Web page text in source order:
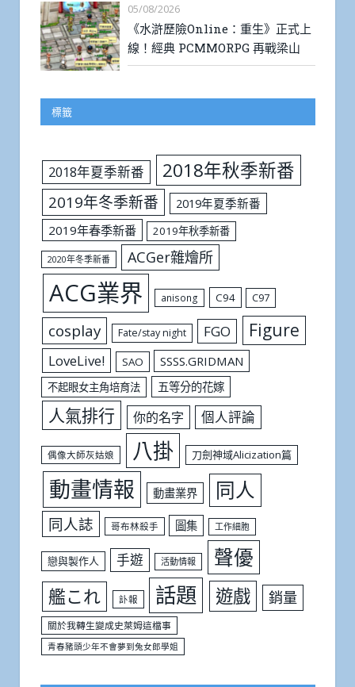
05/08/2026
《水滸歷險Online：重生》正式上
線！經典 PCMMORPG 再戰梁山
標籤
2018年夏季新番 2018年秋季新番
2019年冬季新番
2019年夏季新番
2019年春季新番
2019年秋季新番
2020年冬季新番 ACGer雜燴所
ACG業界 anisong C94 C97
cosplay Fate/stay night FGO Figure
LoveLive! SAO SSSS.GRIDMAN
不起眼女主角培育法 五等分的花嫁
人氣排行 你的名字 個人評論
偶像大師灰姑娘 八掛 刀劍神域Alicization篇
動畫情報 動畫業界 同人
同人誌 哥布林殺手 圖集 工作細胞
戀與製作人 手遊 活動情報 聲優
艦これ 訃報 話題 遊戲 銷量
關於我轉生變成史萊姆這檔事
青春豬頭少年不會夢到兔女郎學姐